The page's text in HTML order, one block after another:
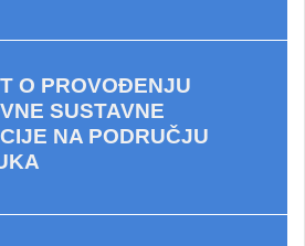
O PROVOĐENJU
SUSTAVNE
NA PODRUČJU